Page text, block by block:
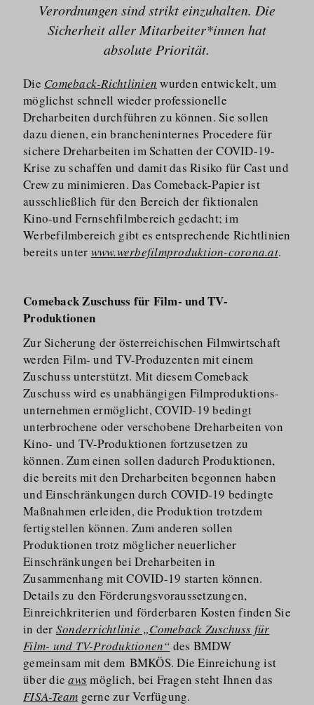
Verordnungen sind strikt einzuhalten. Die
Sicherheit aller Mitarbeiter*innen hat
absolute Priorität.
Die Comeback-Richtlinien wurden entwickelt, um
möglichst schnell wieder professionelle
Dreharbeiten durchführen zu können. Sie sollen
dazu dienen, ein branchen­internes Procedere für
sichere Dreharbeiten im Schatten der COVID-19-
Krise zu schaffen und damit das Risiko für Cast und
Crew zu minimieren. Das Comeback-Papier ist
ausschließlich für den Bereich der fiktionalen
Kino-und Fernsehfilmbereich gedacht; im
Werbefilmbereich gibt es entsprechende Richtlinien
bereits unter www.werbefilmproduktion-corona.at.
Comeback Zuschuss für Film- und TV-
Produktionen
Zur Sicherung der österrei­chischen Filmwirtschaft
werden Film- und TV-Produzenten mit einem
Zuschuss unterstützt. Mit diesem Comeback
Zuschuss wird es unabhängigen Filmproduk­ti­ons­
un­ternehmen ermöglicht, COVID-19 bedingt
unterbrochene oder verschobene Dreharbeiten von
Kino- und TV-Produktionen fortzusetzen zu
können. Zum einen sollen dadurch Produktionen,
die bereits mit den Dreharbeiten begonnen haben
und Einschränkungen durch COVID-19 bedingte
Maßnahmen erleiden, die Produktion trotzdem
fertigstellen können. Zum anderen sollen
Produktionen trotz möglicher neuerlicher
Einschränkungen bei Dreharbeiten in
Zusammenhang mit COVID-19 starten können.
Details zu den Förderungs­vor­aus­setzungen,
Einreich­kriterien und förderbaren Kosten finden Sie
in der Sonderrichtlinie „Comeback Zuschuss für
Film- und TV-Produktionen“ des BMDW
gemeinsam mit dem BMKÖS. Die Einreichung ist
über dieawsmöglich, bei Fragen steht Ihnen das
FISA-Team gerne zur Verfügung.